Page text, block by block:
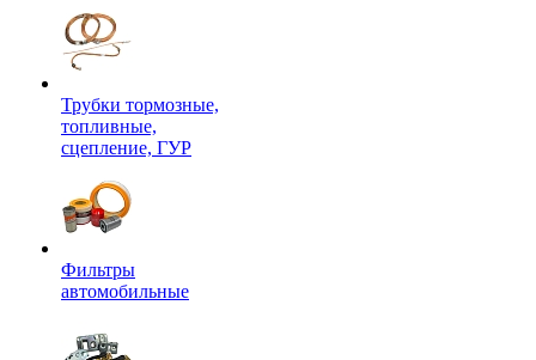
Трубки тормозные,
топливные,
сцепление, ГУР
Фильтры
автомобильные